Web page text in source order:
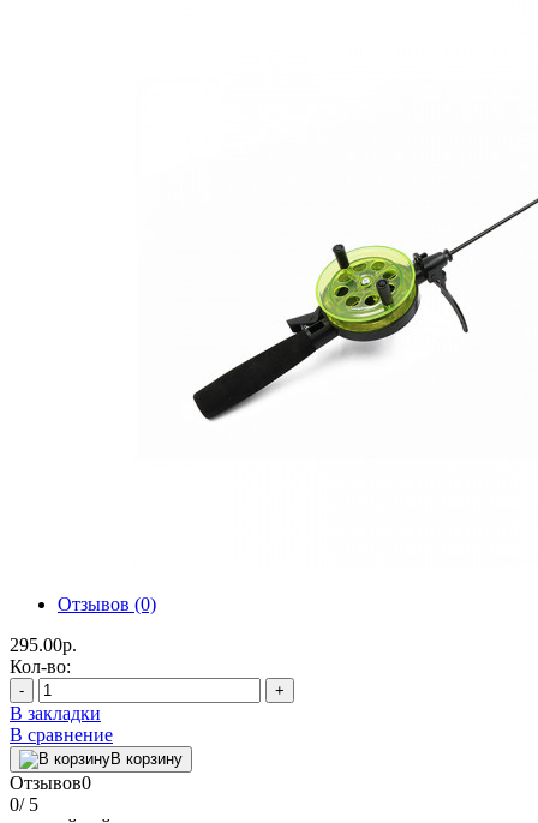
Отзывов (0)
295.00р.
Кол-во:
- +
В закладки
В сравнение
В корзину
Отзывов0
0/ 5